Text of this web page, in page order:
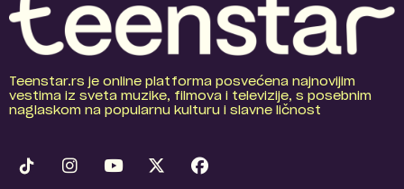
Teenstar.rs je online platforma posvećena najnovijim
vestima iz sveta muzike, filmova i televizije, s posebnim
naglaskom na popularnu kulturu i slavne ličnost